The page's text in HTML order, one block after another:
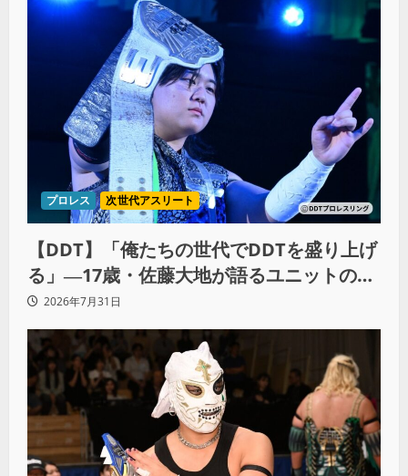
プロレス 次世代アスリート
【DDT】「俺たちの世代でDDTを盛り上げ
る」―17歳・佐藤大地が語るユニットの絆
とシングル王座への飽くなき野望
2026年7月31日